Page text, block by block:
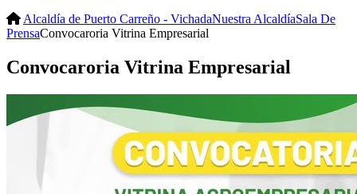
Alcaldía de Puerto Carreño - VichadaNuestra AlcaldíaSala De
PrensaConvocaroria Vitrina Empresarial
Convocaroria Vitrina Empresarial